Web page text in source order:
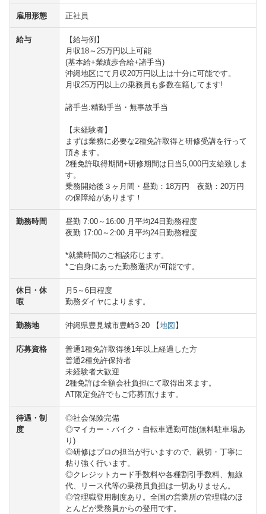
雇用形態 正社員
給与
【給与例】
月収18～25万円以上可能
(基本給+業績歩合給+諸手当)
沖縄地区にて月収20万円以上は十分に可能です。
月収25万円以上の乗務員も多数在籍してます!
諸手当:精勤手当・無事故手当
【未経験者】
まずは業務に必要な2種免許取得と研修受講を行って
頂きます。
2種免許取得期間+研修期間は日当5,000円支給致しま
す。
乗務開始後３ヶ月間・昼勤：18万円 夜勤：20万円
の保障給があります！
勤務時間
昼勤 7:00～16:00 月平均24日勤務程度
夜勤 17:00～2:00 月平均24日勤務程度
*就業時間のご相談応じます。
*ご自身にあった勤務選択が可能です。
休日・休
暇
月5～6日程度
勤務ダイヤによります。
勤務地 沖縄県豊見城市豊崎3-20 【地図】
応募資格
普通1種免許取得後1年以上経過した方
普通2種免許保持者
未経験者大歓迎
2種免許は全額会社負担にて取得出来ます。
AT限定免許でもご応募頂けます。
待遇・制
度
◎社会保険完備
◎マイカー・バイク・自転車通勤可能(無料駐車場あ
り)
◎研修はプロの担当が行いますので、親切・丁寧に
粘り強く行います。
◎クレジットカード手数料や各種割引手数料、無線
代、リース代等の乗務員負担は一切ありません。
◎管理職登用制度あり。全国の営業所の管理職のほ
とんどが乗務員からの登用です。